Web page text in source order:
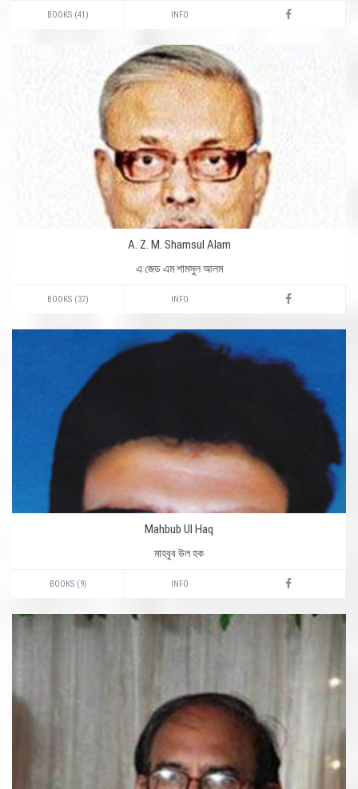
BOOKS (41) INFO
A. Z. M. Shamsul Alam
এ জেড এম শামসুল আলম
BOOKS (37) INFO
Mahbub Ul Haq
মাহবুব উল হক
BOOKS (9) INFO